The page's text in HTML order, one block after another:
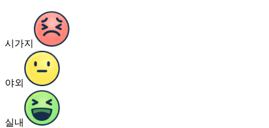
시가지
야외
실내